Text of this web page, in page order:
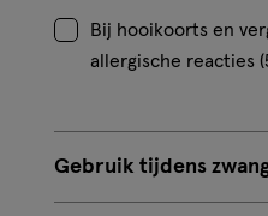
Bij hooikoorts en
allergische reacties
Gebruik tijdens